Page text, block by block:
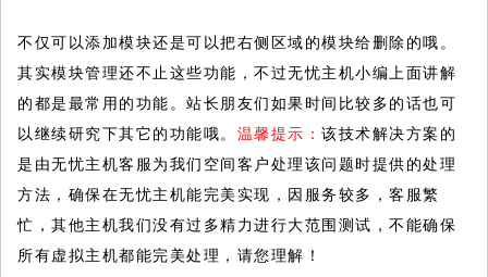
不仅可以添加模块还是可以把右侧区域的模块给删除的哦。
其实模块管理还不止这些功能，不过无忧主机小编上面讲解
的都是最常用的功能。站长朋友们如果时间比较多的话也可
以继续研究下其它的功能哦。 温馨提示： 该技术解决方案的
是由无忧主机客服为我们空间客户处理该问题时提供的处理
方法，确保在无忧主机能完美实现，因服务较多，客服繁
忙，其他主机我们没有过多精力进行大范围测试，不能确保
所有虚拟主机都能完美处理，请您理解！